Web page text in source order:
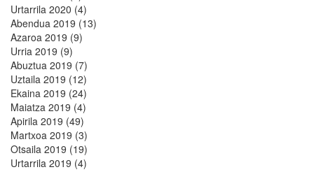
Urtarrila 2020 (4)
Abendua 2019 (13)
Azaroa 2019 (9)
Urria 2019 (9)
Abuztua 2019 (7)
Uztaila 2019 (12)
Ekaina 2019 (24)
Maiatza 2019 (4)
Apirila 2019 (49)
Martxoa 2019 (3)
Otsaila 2019 (19)
Urtarrila 2019 (4)